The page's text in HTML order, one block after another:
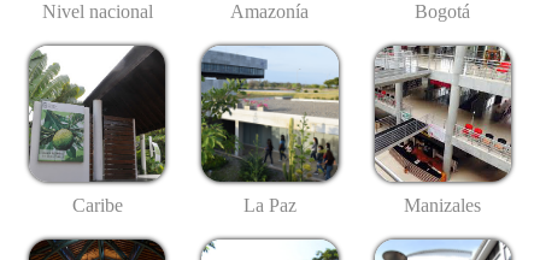
Nivel nacional Amazonía Bogotá
Caribe La Paz Manizales